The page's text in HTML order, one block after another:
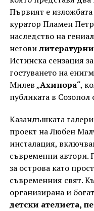
Първият е изложбата
куратор Пламен
наследство на
негови
Истинска сензация
гостуването на
Милев „Ахинора“,
публиката в Созопол
Казанлъшката
проект на Любен
инсталация,
съвременни автори.
за острова като
съвременния свят.
организирана и
детски ателиета,